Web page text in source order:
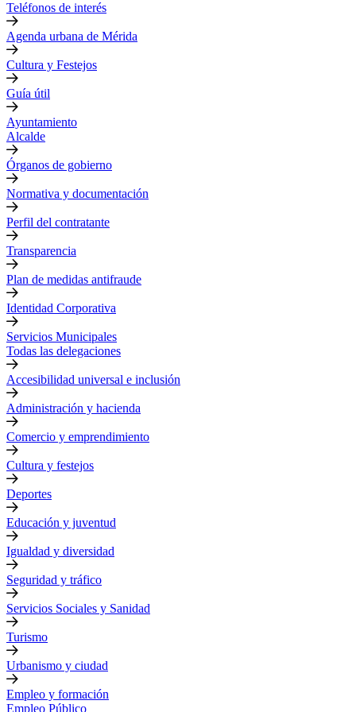
Teléfonos de interés
Agenda urbana de Mérida
Cultura y Festejos
Guía útil
Ayuntamiento
Alcalde
Órganos de gobierno
Normativa y documentación
Perfil del contratante
Transparencia
Plan de medidas antifraude
Identidad Corporativa
Servicios Municipales
Todas las delegaciones
Accesibilidad universal e inclusión
Administración y hacienda
Comercio y emprendimiento
Cultura y festejos
Deportes
Educación y juventud
Igualdad y diversidad
Seguridad y tráfico
Servicios Sociales y Sanidad
Turismo
Urbanismo y ciudad
Empleo y formación
Empleo Público